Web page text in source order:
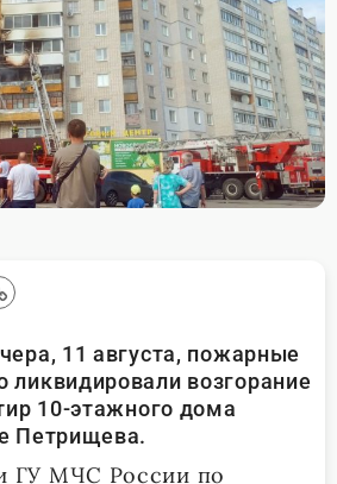
11 августа, пожарные
возгорание
10-этажного дома
Петрищева.
ГУ МЧС России по